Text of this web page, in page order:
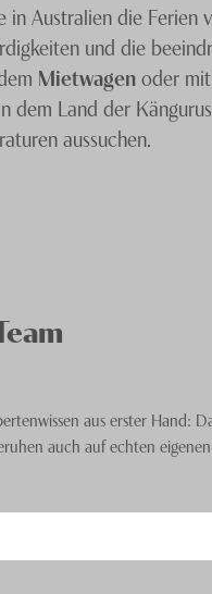
in Australien die
und die
Mietwagenoder
dem Land der
aussuchen.
aus erster Hand:
auch auf echten